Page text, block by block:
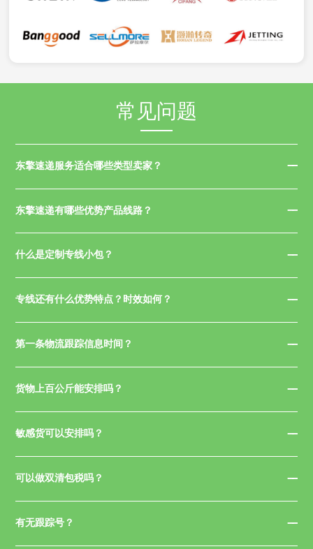
常见问题
东擎速递服务适合哪些类型卖家？
东擎速递有哪些优势产品线路？
什么是定制专线小包？
专线还有什么优势特点？时效如何？
第一条物流跟踪信息时间？
货物上百公斤能安排吗？
敏感货可以安排吗？
可以做双清包税吗？
有无跟踪号？